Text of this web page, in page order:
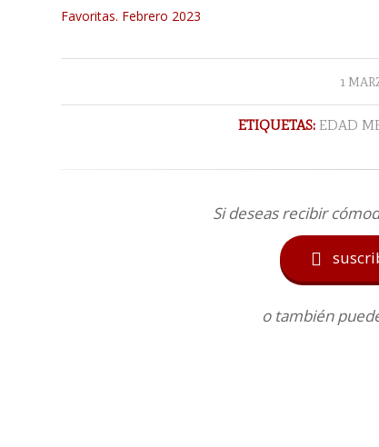
Favoritas. Febrero 2023
1 /
ETIQUETAS: EDAD
Si deseas recibir

o también